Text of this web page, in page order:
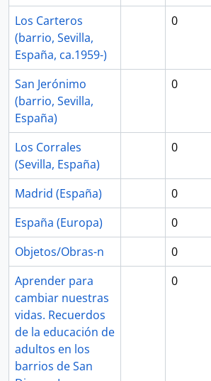
Los Carteros
(barrio, Sevilla,
España, ca.1959-)
0
San Jerónimo
(barrio, Sevilla,
España)
0
Los Corrales
(Sevilla, España)
0
Madrid (España) 0
España (Europa)
0
Objetos/Obras-n
0
Aprender para
cambiar nuestras
vidas. Recuerdos
de la educación de
adultos en los
barrios de San
0